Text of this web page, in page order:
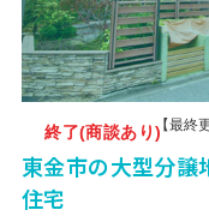
終了(商談あり)【最終
東金市の大型分譲
住宅